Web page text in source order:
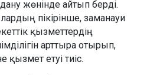
жөнінде айтып берді.
пікірінше, заманауи
қызметтердің
арттыра отырып,
қызмет етуі тиіс.